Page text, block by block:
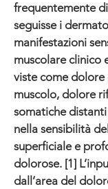
frequentemente
seguisse i
manifestazioni
muscolare clinico
viste come dolore
muscolo, dolore
somatiche
nella sensibilità
superficiale e
dolorose. [1]
dall’area del